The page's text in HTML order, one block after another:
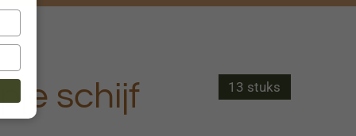
schijf 13 stuks